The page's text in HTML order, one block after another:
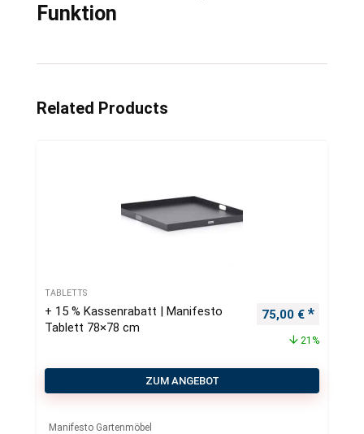
Funktion
Related Products
TABLETTS
+ 15 % Kassenrabatt | Manifesto
Tablett 78×78 cm
Ursprünglicher
75,00 €
21%
ZUM ANGEBOT
Manifesto Gartenmöbel